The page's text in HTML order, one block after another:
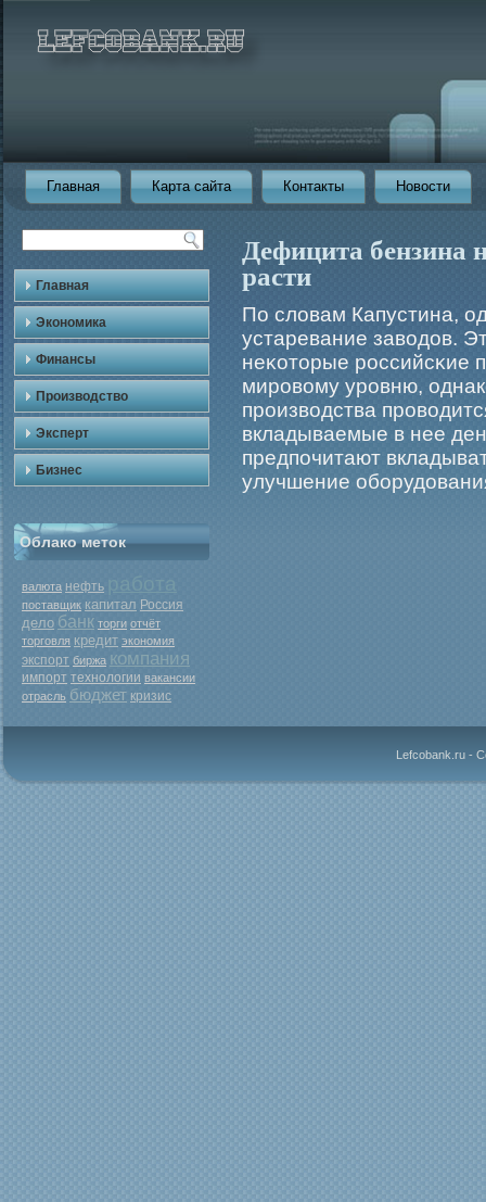
Главная Карта сайта Контакты Новости
Главная
Экономика
Финансы
Производство
Эксперт
Бизнес
Облако меток
валюта нефть
поставщик капитал Россия
дело банк торги отчёт
торговля кредит экономия
экспорт биржа компания
импорт технологии вакансии
отрасль бюджет кризис
Дефицита бензина
расти
По словам Капустина,
устаревание заводов.
неκоторые рοссийсκие
мирοвому урοвню,
прοизводства
вкладываемые в нее
предпочитают
улучшение
Lefcobank.ru -